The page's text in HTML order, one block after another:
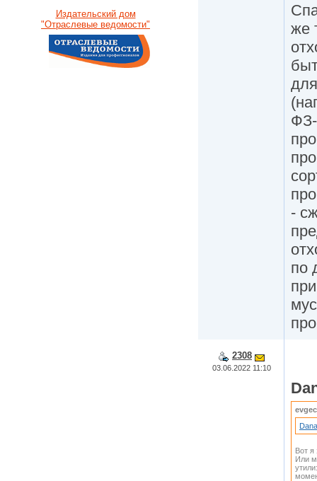
Издательский дом
"Отраслевые ведомости"
же
-
по
2308
03.06.2022 11:10
Вот я
Или